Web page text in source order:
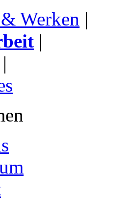
Werken |
|
|